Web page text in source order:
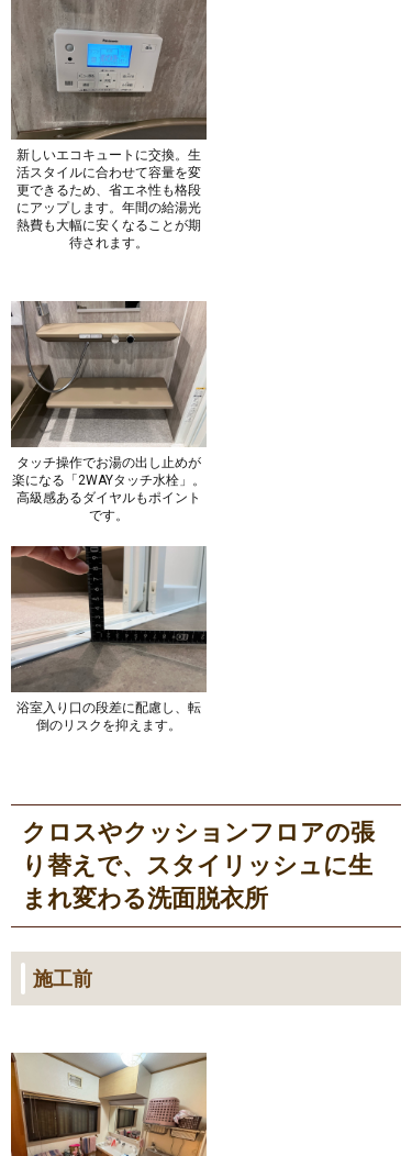
新しいエコキュートに交換。生
活スタイルに合わせて容量を変
更できるため、省エネ性も格段
にアップします。年間の給湯光
熱費も大幅に安くなることが期
待されます。
タッチ操作でお湯の出し止めが
楽になる「2WAYタッチ水栓」。
高級感あるダイヤルもポイント
です。
浴室入り口の段差に配慮し、転
倒のリスクを抑えます。
クロスやクッションフロアの張
り替えで、スタイリッシュに生
まれ変わる洗面脱衣所
施工前